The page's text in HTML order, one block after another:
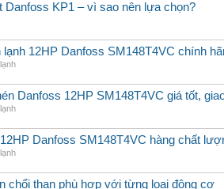
Danfoss KP1 – vì sao nên lựa chọn?
lạnh 12HP Danfoss SM148T4VC chính
Danfoss 12HP SM148T4VC giá tốt,
Danfoss SM148T4VC hàng chất
chổi than phù hợp với từng loại động cơ